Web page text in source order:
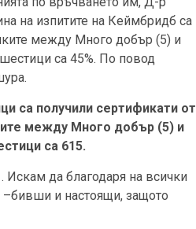
на изпитите на Кеймбридб са
между Много добър (5) и
са 45%. По повод
са получили сертификати от
между Много добър (5) и
са 615.
да благодаря на всички
–бивши и настоящи, защото